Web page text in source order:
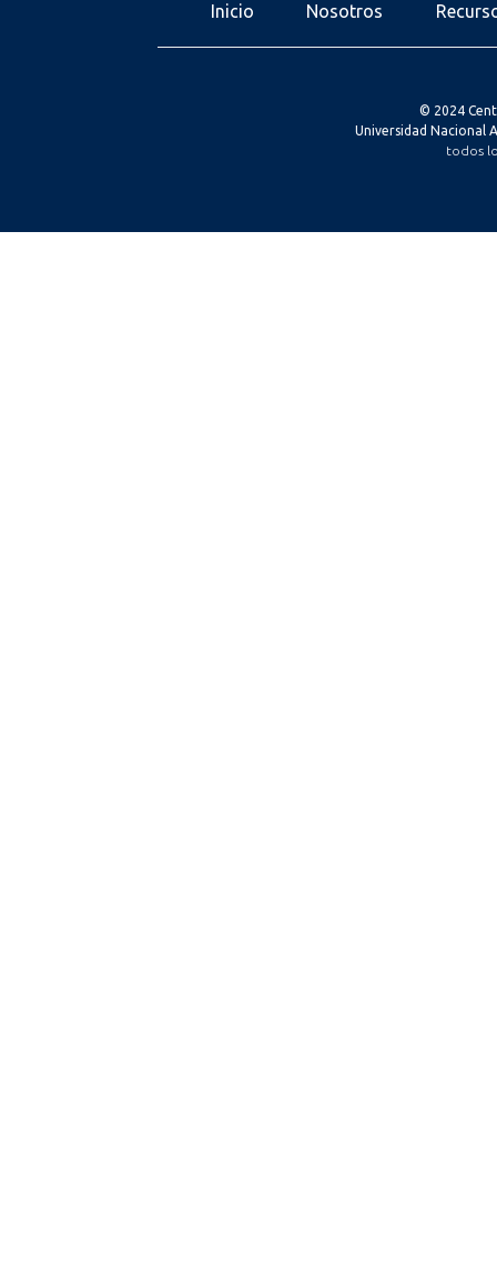
Inicio Nosotros
© 2024
Universidad Nacional
todos